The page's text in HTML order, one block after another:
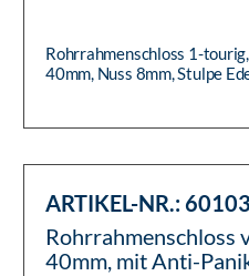
Rohrrahmenschloss 1-
40mm, Nuss 8mm, Stulpe Edelstahl
ARTIKEL-NR.:
Rohrrahmenschloss
40mm, mit Anti-